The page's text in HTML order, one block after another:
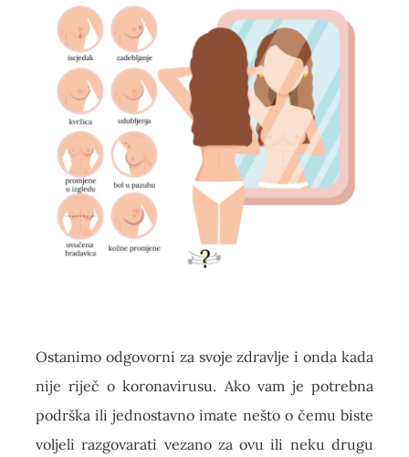
Ostanimo odgovorni za svoje zdravlje i onda kada
nije riječ o koronavirusu. Ako vam je potrebna
podrška ili jednostavno imate nešto o čemu biste
voljeli razgovarati vezano za ovu ili neku drugu